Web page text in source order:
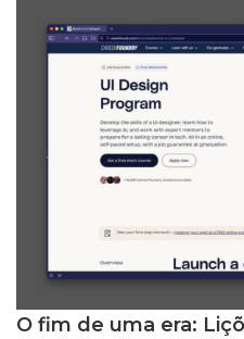
O fim de uma era: